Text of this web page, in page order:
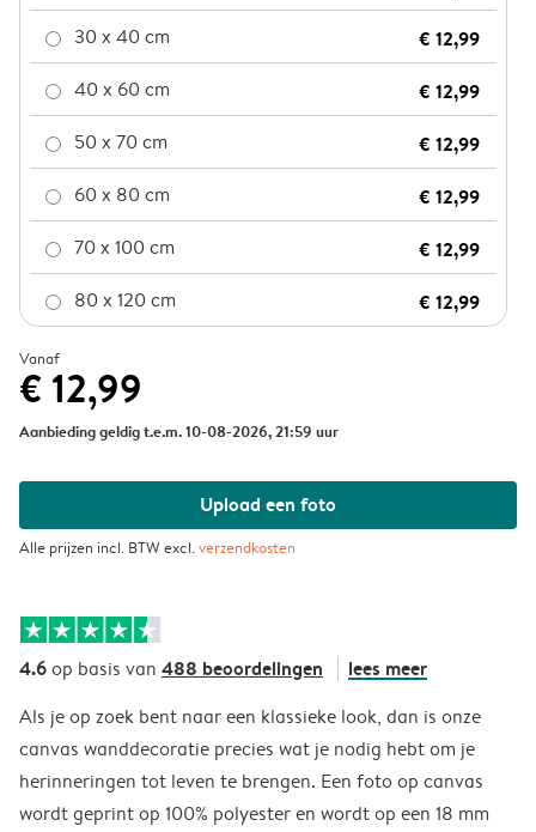
30 x 40 cm € 12,99
40 x 60 cm € 12,99
50 x 70 cm € 12,99
60 x 80 cm € 12,99
70 x 100 cm € 12,99
80 x 120 cm € 12,99
Vanaf
€ 12,99
Aanbieding geldig t.e.m. 10-08-2026, 21:59 uur
Upload een foto
Alle prijzen incl. BTW excl.verzendkosten
4.6op basis van 488 beoordelingen lees meer
Als je op zoek bent naar een klassieke look, dan is onze
canvas wanddecoratie precies wat je nodig hebt om je
herinneringen tot leven te brengen. Een foto op canvas
wordt geprint op 100% polyester en wordt op een 18 mm